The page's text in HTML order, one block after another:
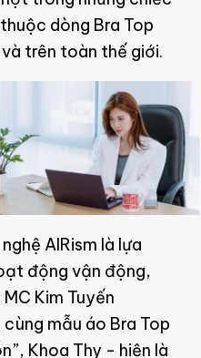
dòng Bra Top
trên toàn thế giới.
AIRism là lựa
động vận động,
Kim Tuyến
mẫu áo Bra Top
Khoa Thy - hiện là